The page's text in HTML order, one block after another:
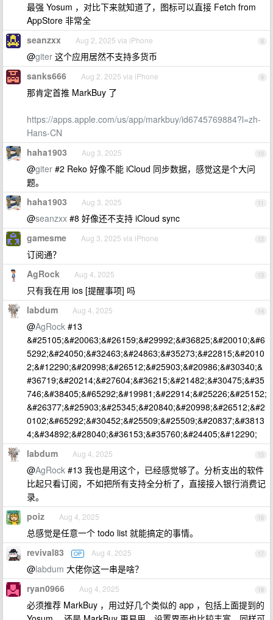
最强 Yosum ，对比下来就知道了，图标可以直接 Fetch from
AppStore 非常全
8
seanzxx Aug 2, 2025 via iPhone
@giter 这个应用居然不支持多货币
9
sanks666 Aug 2, 2025 via iPhone
那肯定首推 MarkBuy 了
https://apps.apple.com/us/app/markbuy/id6745769884?l=zh-
Hans-CN
10
haha1903 Aug 3, 2025
@giter #2 Reko 好像不能 iCloud 同步数据，感觉这是个大问
题。
11
haha1903 Aug 3, 2025
@seanzxx #8 好像还不支持 iCloud sync
12
gamesme Aug 3, 2025 via iPhone
订阅通？
13
AgRock Aug 4, 2025
只有我在用 ios [提醒事项] 吗
14
labdum Aug 4, 2025
@AgRock #13
&#25105;&#20063;&#26159;&#29992;&#36825;&#20010;&#6
5292;&#24050;&#32463;&#24863;&#35273;&#22815;&#2010
2;&#12290;&#20998;&#26512;&#25903;&#20986;&#30340;&
#36719;&#20214;&#27604;&#36215;&#21482;&#30475;&#35
746;&#38405;&#65292;&#19981;&#22914;&#25226;&#25152;
&#26377;&#25903;&#25345;&#20840;&#20998;&#26512;&#2
0102;&#65292;&#30452;&#25509;&#25509;&#20837;&#3813
4;&#34892;&#28040;&#36153;&#35760;&#24405;&#12290;
15
labdum Aug 4, 2025
@AgRock #13 我也是用这个，已经感觉够了。分析支出的软件
比起只看订阅，不如把所有支持全分析了，直接接入银行消费记
录。
16
poiz Aug 4, 2025
总感觉是任意一个 todo list 就能搞定的事情。
17
revival83 OP Aug 4, 2025
@labdum 大佬你这一串是啥？
18
ryan0966 Aug 4, 2025
必须推荐 MarkBuy ，用过好几个类似的 app ，包括上面提到的